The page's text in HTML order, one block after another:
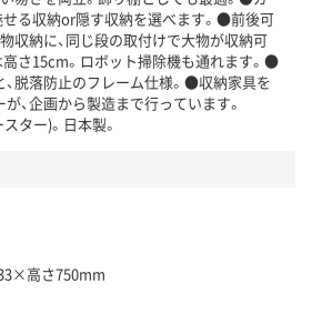
せる収納or隠す収納を選べます。●前後可
収納に、同じ段の取付けで大物が収納可
さ15cm。ロボット掃除機も通れます。●
脱落防止のフレーム仕様。●収納家具を
、企画から製造まで行っています。
ー)。日本製。
高さ750mm